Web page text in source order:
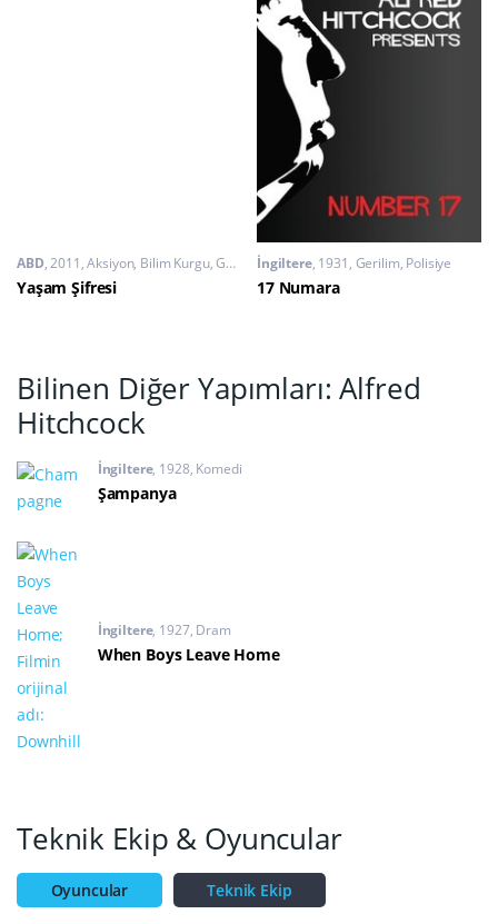
ABD 2011 Aksiyon, Bilim Kurgu,Gerilim
Yaşam Şifresi
İngiltere 1931 Gerilim, Polisiye
17 Numara
Bilinen Diğer Yapımları: Alfred
Hitchcock
İngiltere 1928 Komedi
Şampanya
İngiltere 1927 Dram
When Boys Leave Home
Teknik Ekip & Oyuncular
Oyuncular Teknik Ekip